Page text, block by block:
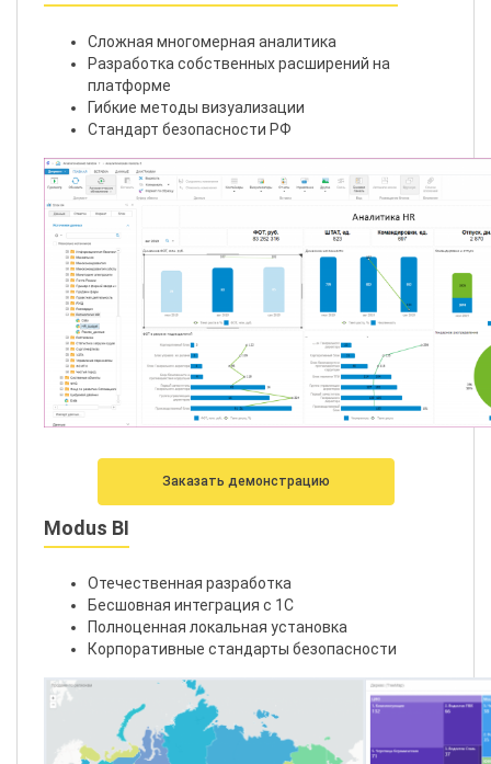
Сложная многомерная аналитика
Разработка собственных расширений на
платформе
Гибкие методы визуализации
Стандарт безопасности РФ
Заказать демонстрацию
Modus BI
Отечественная разработка
Бесшовная интеграция с 1С
Полноценная локальная установка
Корпоративные стандарты безопасности